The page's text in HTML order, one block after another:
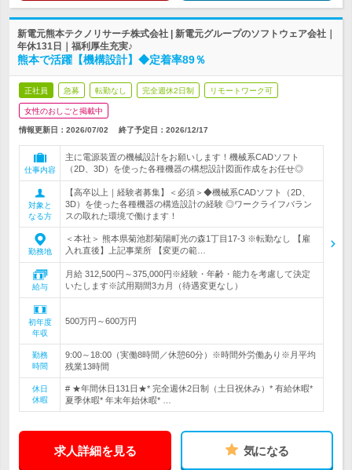
新電元熊本テクノリサーチ株式会社 | 新電元グループのソフトウェア会社｜
年休131日｜福利厚生充実♪
熊本で活躍【機構設計】◆定着率89％
正社員 急募 転勤なし 完全週休2日制 リモートワーク可
女性のおしごと掲載中
情報更新日：2026/07/02 終了予定日： 2026/12/17
仕事内容
主に電源装置の機械設計をお願いします！機械系CADソフト
（2D、3D）を使った各種機器の構想設計図面作成をお任せ◎
対象と
なる方
【高卒以上｜経験者募集】＜必須＞◆機械系CADソフト（2D、
3D）を使った各種機器の構造設計の経験 ◎ワークライフバラン
スの取れた環境で働けます！
勤務地
＜本社＞ 熊本県菊池郡菊陽町光の森1丁目17-3 ※転勤なし 【雇
入れ直後】上記事業所 【変更の範…
給与
月給 312,500円～375,000円※経験・年齢・能力を考慮して決定
いたします※試用期間3カ月（待遇変更なし）
初年度
年収
500万円～600万円
勤務
時間
9:00～18:00（実働8時間／休憩60分）※時間外労働あり※月平均
残業13時間
休日
休暇
# ★年間休日131日★* 完全週休2日制（土日祝休み）* 有給休暇*
夏季休暇* 年末年始休暇* …
求人詳細を見る 気になる